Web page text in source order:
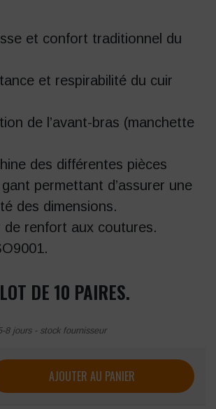
et confort traditionnel du
et respirabilité du cuir
de l’avant-bras (manchette
des différentes pièces
permettant d’assurer une
des dimensions.
de renfort aux coutures.
DE 10 PAIRES.
8 jours - stock fournisseur
Tout Fleur De Bovin SINGER
AJOUTER AU PANIER